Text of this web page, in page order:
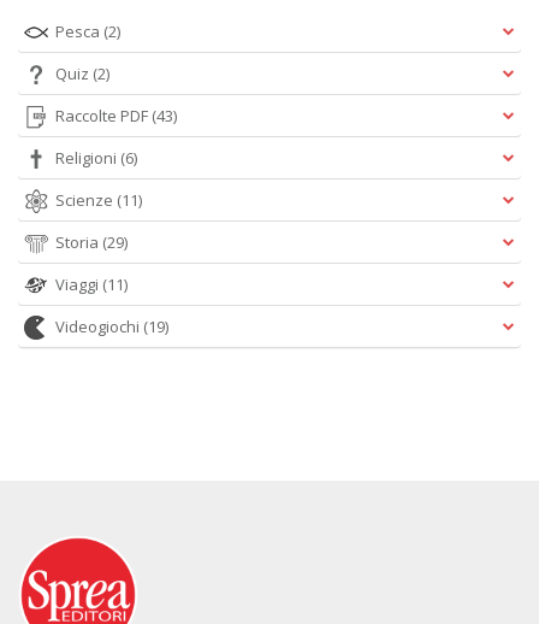
Pesca (2)
Quiz (2)
Raccolte PDF (43)
Religioni (6)
Scienze (11)
Storia (29)
Viaggi (11)
Videogiochi (19)